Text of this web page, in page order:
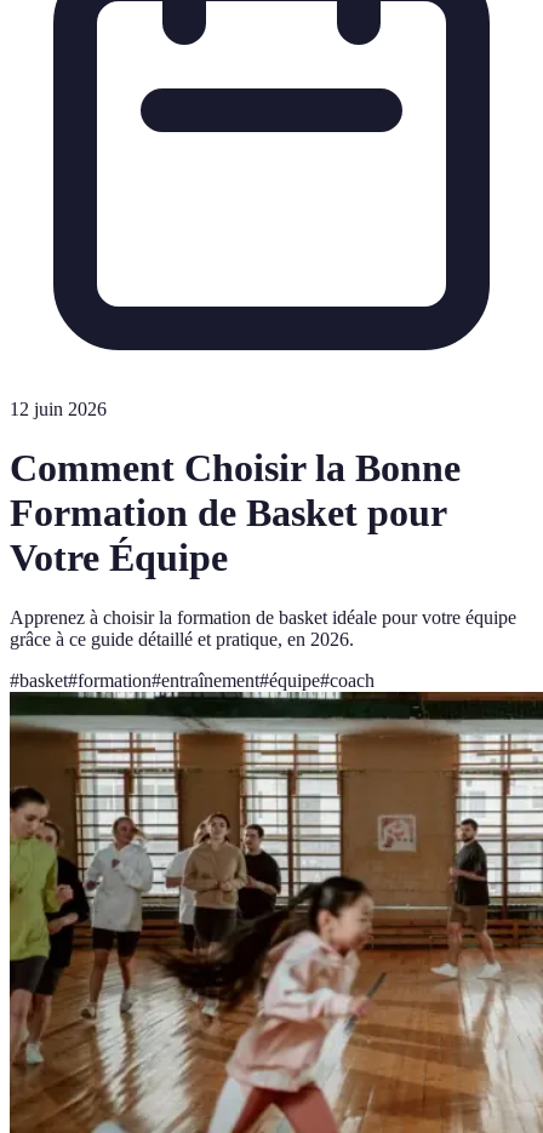
12 juin 2026
Comment Choisir la Bonne
Formation de Basket pour
Votre Équipe
Apprenez à choisir la formation de basket idéale pour votre équipe
grâce à ce guide détaillé et pratique, en 2026.
#basket#formation#entraînement#équipe#coach